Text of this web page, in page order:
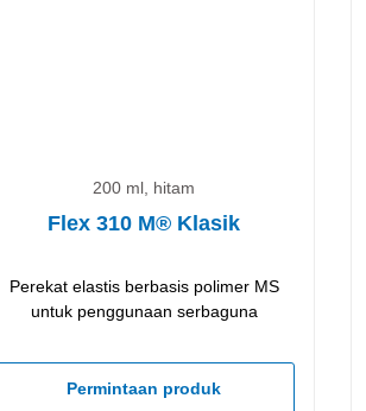
200 ml, hitam
Flex 310 M® Klasik
Perekat elastis berbasis polimer MS
untuk penggunaan serbaguna
Permintaan produk